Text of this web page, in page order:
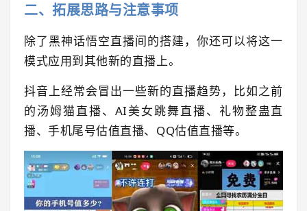
二、拓展思路与注意事项
除了黑神话悟空直播间的搭建，你还可以将这一
模式应用到其他新的直播上。
抖音上经常会冒出一些新的直播趋势，比如之前
的汤姆猫直播、AI美女跳舞直播、礼物整蛊直
播、手机尾号估值直播、QQ估值直播等。